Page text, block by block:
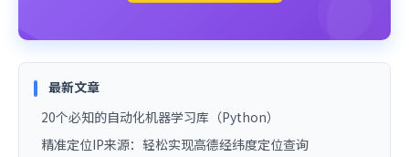
最新文章
20个必知的自动化机器学习库（Python）
精准定位IP来源：轻松实现高德经纬度定位查询